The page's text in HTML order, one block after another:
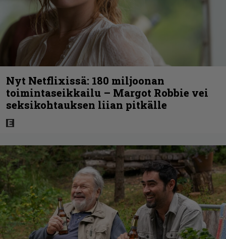
Nyt Netflixissä: 180 miljoonan
toimintaseikkailu – Margot Robbie vei
seksikohtauksen liian pitkälle